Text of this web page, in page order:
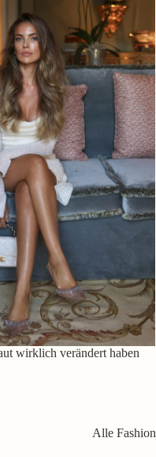
wirklich verändert haben
Alle